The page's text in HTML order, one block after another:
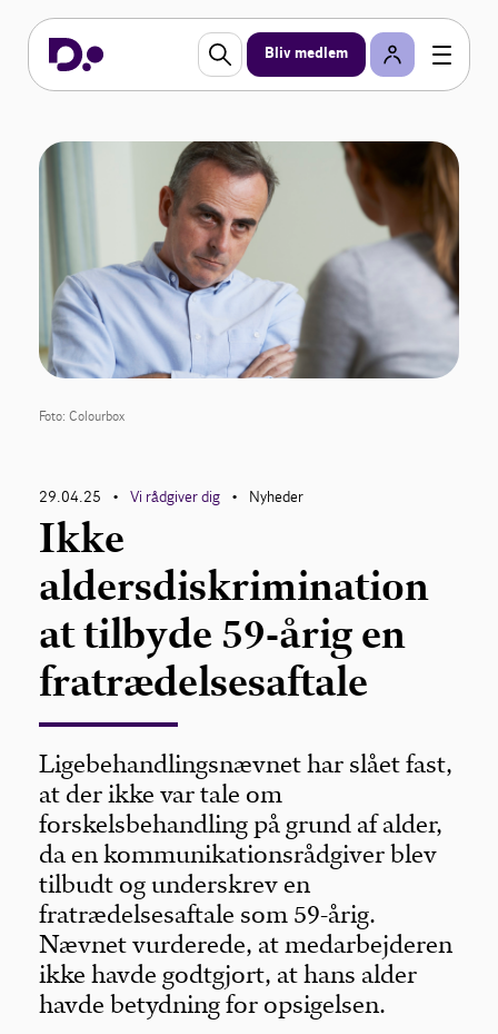
Bliv medlem
Foto: Colourbox
29.04.25 • Vi rådgiver dig • Nyheder
Ikke
aldersdiskrimination
at tilbyde 59-årig en
fratrædelsesaftale
Ligebehandlingsnævnet har slået fast,
at der ikke var tale om
forskelsbehandling på grund af alder,
da en kommunikationsrådgiver blev
tilbudt og underskrev en
fratrædelsesaftale som 59-årig.
Nævnet vurderede, at medarbejderen
ikke havde godtgjort, at hans alder
havde betydning for opsigelsen.